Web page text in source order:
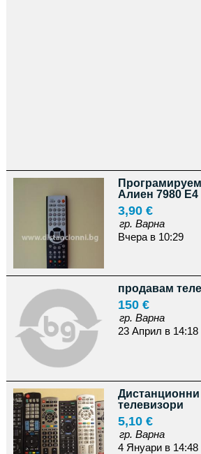
Алиен 7980 E4
3,90 €
гр. Варна
Вчера в 10:29
продавам
150 €
гр. Варна
23 Април в 14:18
телевизори
5,10 €
гр. Варна
4 Януари в 14:48